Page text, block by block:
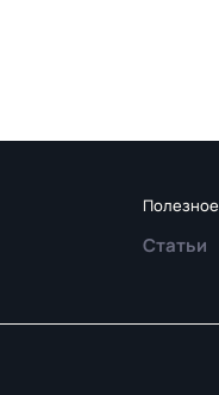
Полезное
Статьи